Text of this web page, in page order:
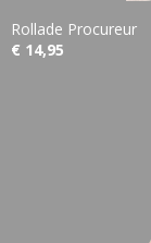
Rollade Procureur
€ 14,95